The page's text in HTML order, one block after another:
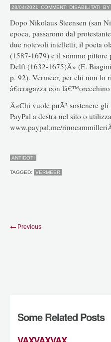
28/04/2021 COMMENTI DISABILITATI SU
BY
Dopo Nikolaus Steensen (san
epoca, passarono dal
due notevoli intelletti, il poeta
(1587-1679) e il sommo pittore
Delft (1632-1675)Â» (E.
p. 92). Vermeer, per chi non lo
â€œragazza con lâ€™orecchino
Â«Chi vuole puÃ² sostenere
PayPal a destra nel sito o
www.paypal.me/
ANTIDOTI
TAGGED: VERMEER
Previous
Some Related Posts